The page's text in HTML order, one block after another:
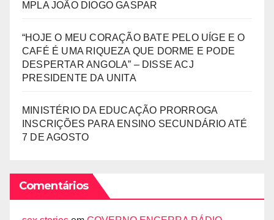
MPLA JOÃO DIOGO GASPAR
“HOJE O MEU CORAÇÃO BATE PELO UÍGE E O
CAFÉ É UMA RIQUEZA QUE DORME E PODE
DESPERTAR ANGOLA” – DISSE ACJ
PRESIDENTE DA UNITA
MINISTÉRIO DA EDUCAÇÃO PRORROGA
INSCRIÇÕES PARA ENSINO SECUNDÁRIO ATÉ
7 DE AGOSTO
Comentários